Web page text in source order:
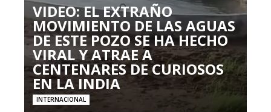
VIDEO: EL EXTRAÑO
MOVIMIENTO DE LAS AGUAS
DE ESTE POZO SE HA HECHO
VIRAL Y ATRAE A
CENTENARES DE CURIOSOS
EN LA INDIA
INTERNACIONAL